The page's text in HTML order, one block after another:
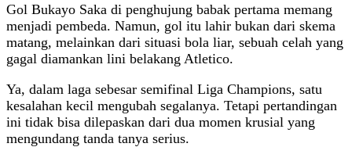
Gol Bukayo Saka di penghujung babak pertama memang
menjadi pembeda. Namun, gol itu lahir bukan dari skema
matang, melainkan dari situasi bola liar, sebuah celah yang
gagal diamankan lini belakang Atletico.
Ya, dalam laga sebesar semifinal Liga Champions, satu
kesalahan kecil mengubah segalanya. Tetapi pertandingan
ini tidak bisa dilepaskan dari dua momen krusial yang
mengundang tanda tanya serius.